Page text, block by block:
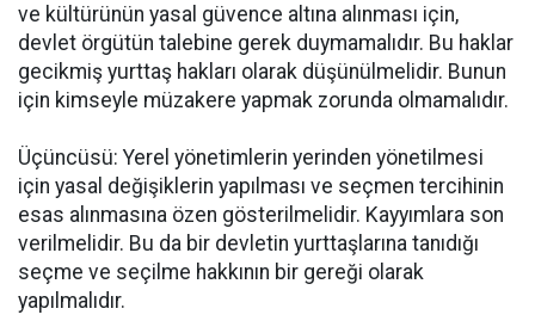
ve kültürünün yasal güvence altına alınması için,
devlet örgütün talebine gerek duymamalıdır. Bu haklar
gecikmiş yurttaş hakları olarak düşünülmelidir. Bunun
için kimseyle müzakere yapmak zorunda olmamalıdır.
Üçüncüsü: Yerel yönetimlerin yerinden yönetilmesi
için yasal değişiklerin yapılması ve seçmen tercihinin
esas alınmasına özen gösterilmelidir. Kayyımlara son
verilmelidir. Bu da bir devletin yurttaşlarına tanıdığı
seçme ve seçilme hakkının bir gereği olarak
yapılmalıdır.